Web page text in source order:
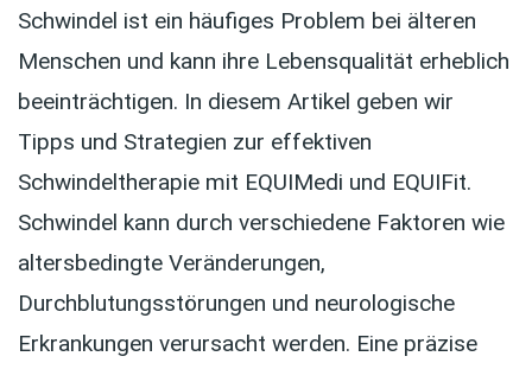
Schwindel ist ein häufiges Problem bei älteren
Menschen und kann ihre Lebensqualität erheblich
beeinträchtigen. In diesem Artikel geben wir
Tipps und Strategien zur effektiven
Schwindeltherapie mit EQUIMedi und EQUIFit.
Schwindel kann durch verschiedene Faktoren wie
altersbedingte Veränderungen,
Durchblutungsstörungen und neurologische
Erkrankungen verursacht werden. Eine präzise